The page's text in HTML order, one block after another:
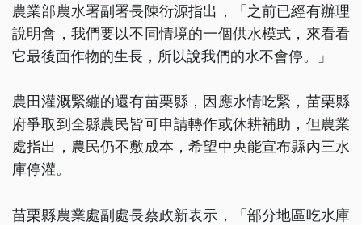
農業部農水署副署長陳衍源指出，「之前已經有辦理
說明會，我們要以不同情境的一個供水模式，來看看
它最後面作物的生長，所以說我們的水不會停。」
農田灌溉緊繃的還有苗栗縣，因應水情吃緊，苗栗縣
府爭取到全縣農民皆可申請轉作或休耕補助，但農業
處指出，農民仍不敷成本，希望中央能宣布縣內三水
庫停灌。
苗栗縣農業處副處長蔡政新表示，「部分地區吃水庫